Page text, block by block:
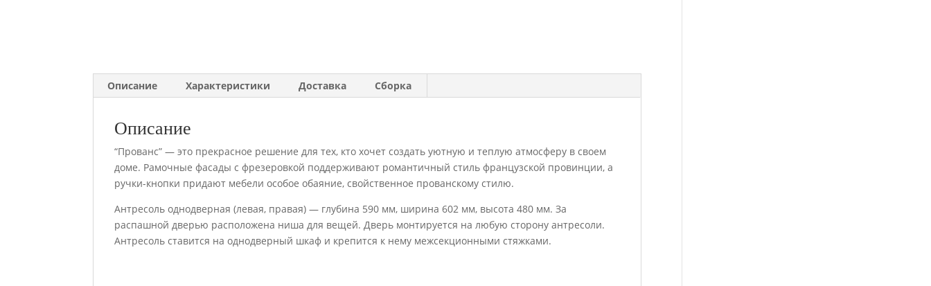
Описание Характеристики Доставка Сборка
Описание
“Прованс” — это прекрасное решение для тех, кто хочет создать уютную и теплую атмосферу в своем
доме. Рамочные фасады с фрезеровкой поддерживают романтичный стиль французской провинции, а
ручки-кнопки придают мебели особое обаяние, свойственное прованскому стилю.
Антресоль однодверная (левая, правая) — глубина 590 мм, ширина 602 мм, высота 480 мм. За
распашной дверью расположена ниша для вещей. Дверь монтируется на любую сторону антресоли.
Антресоль ставится на однодверный шкаф и крепится к нему межсекционными стяжками.